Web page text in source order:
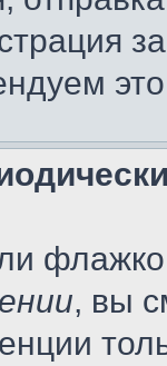
, вы